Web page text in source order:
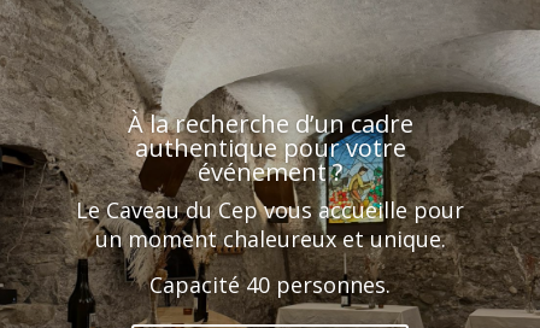
À la recherche d’un cadre
authentique pour votre
événement ?
Le Caveau du Cep vous accueille pour
un moment chaleureux et unique.
Capacité 40 personnes.